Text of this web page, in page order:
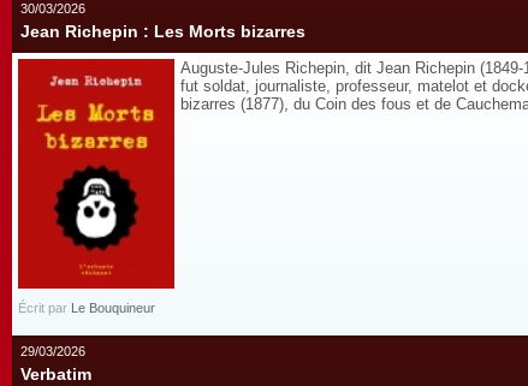
30/03/2026
Jean Richepin : Les Morts bizarres
Auguste-Jules Richepin, dit Jean Richepin
fut soldat, journaliste, professeur, matelot et
bizarres (1877), du Coin des fous et de
Écrit par Le Bouquineur
29/03/2026
Verbatim